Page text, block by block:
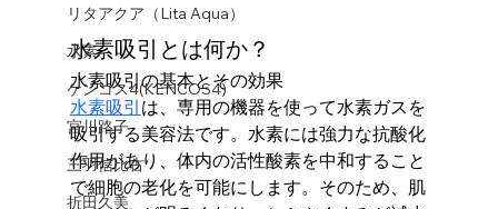
リタアクア（Lita Aqua）
水素
ケンコス4(KENCOS4)
宮川路子
三羽信比古
折田久美
水素吸引とは何か？
水素吸引の基本とその効果
水素吸引 は、専用の機器を使って水素ガスを
吸引する美容法です。水素には強力な抗酸化
作用があり、体内の活性酸素を中和すること
で細胞の老化を可能にします。そのため、肌